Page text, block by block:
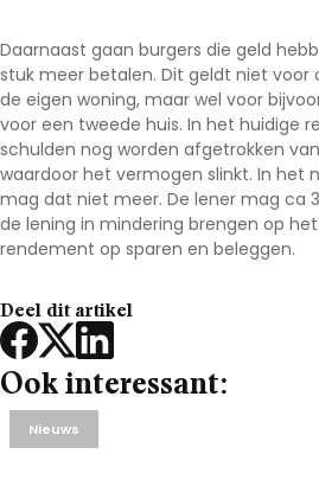
Daarnaast gaan burgers die geld
stuk meer betalen. Dit geldt niet voor
de eigen woning, maar wel voor
voor een tweede huis. In het huidige
schulden nog worden afgetrokken
waardoor het vermogen slinkt. In het
mag dat niet meer. De lener mag ca
de lening in mindering brengen op
rendement op sparen en beleggen.
Deel dit artikel
Ook interessant:
Nieuws